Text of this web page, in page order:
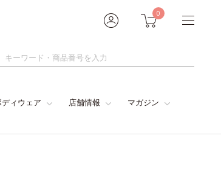
0
検
ディウェア 店舗情報 マガジン